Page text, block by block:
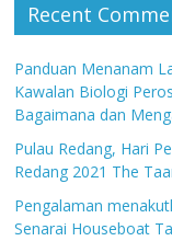
Recent
Panduan Menanam
Kawalan Biologi
Bagaimana dan
Pulau Redang, Hari
Redang 2021 The
Pengalaman
Senarai Houseboat